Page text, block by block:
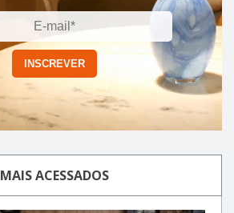
MAIS ACESSADOS